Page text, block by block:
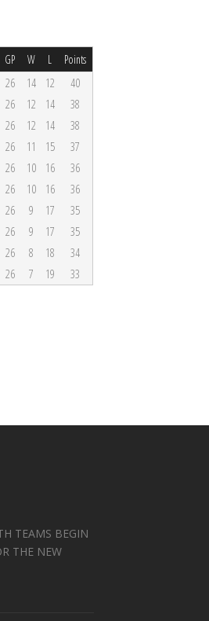
GP W L Points
26 14 12
40
26 12 14
38
26 12 14
38
26 11 15
37
26 10 16
36
26 10 16
36
26 9 17
35
26 9 17
35
26 8 18
34
26 7 19 33
TEAMS BEGIN
THE NEW